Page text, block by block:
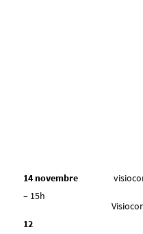
14 novembre
– 15h
12